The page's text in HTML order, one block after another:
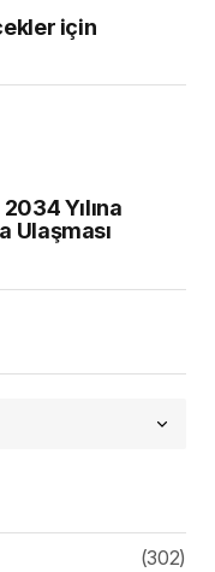
için
Yılına
Ulaşması
(302)